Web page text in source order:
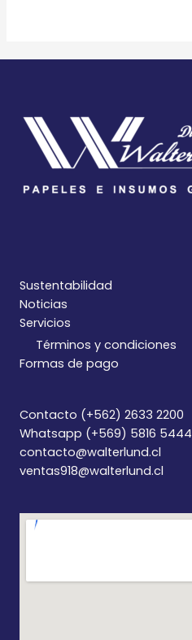
Sustentabilidad
Noticias
Servicios
Términos y condiciones
Formas de pago
Contacto (+562) 2633 2200
Whatsapp (+569) 5816 5444
contacto@walterlund.cl
ventas918@walterlund.cl